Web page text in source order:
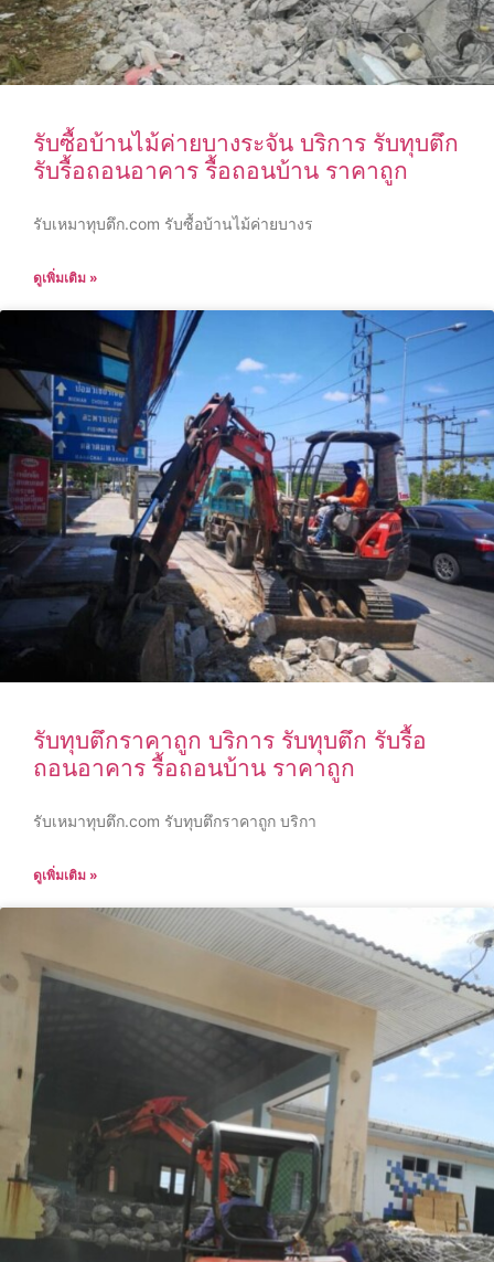
รับซื้อบ้านไม้ค่ายบางระจัน บริการ รับทุบตึก
รับรื้อถอนอาคาร รื้อถอนบ้าน ราคาถูก
รับเหมาทุบตึก.com รับซื้อบ้านไม้ค่ายบางร
ดูเพิ่มเติม »
รับทุบตึกราคาถูก บริการ รับทุบตึก รับรื้อ
ถอนอาคาร รื้อถอนบ้าน ราคาถูก
รับเหมาทุบตึก.com รับทุบตึกราคาถูก บริกา
ดูเพิ่มเติม »